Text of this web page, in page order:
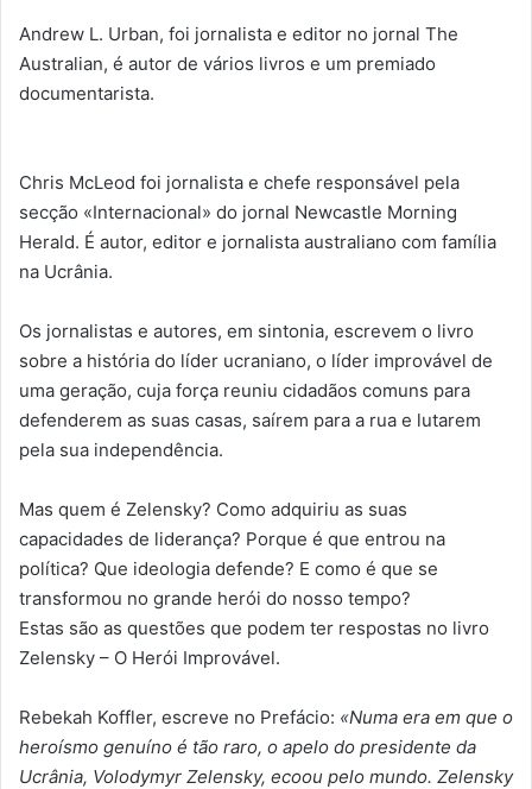
Andrew L. Urban, foi jornalista e editor no jornal The
Australian, é autor de vários livros e um premiado
documentarista.
Chris McLeod foi jornalista e chefe responsável pela
secção «Internacional» do jornal Newcastle Morning
Herald. É autor, editor e jornalista australiano com família
na Ucrânia.
Os jornalistas e autores, em sintonia, escrevem o livro
sobre a história do líder ucraniano, o líder improvável de
uma geração, cuja força reuniu cidadãos comuns para
defenderem as suas casas, saírem para a rua e lutarem
pela sua independência.
Mas quem é Zelensky? Como adquiriu as suas
capacidades de liderança? Porque é que entrou na
política? Que ideologia defende? E como é que se
transformou no grande herói do nosso tempo?
Estas são as questões que podem ter respostas no livro
Zelensky – O Herói Improvável.
Rebekah Koffler, escreve no Prefácio: «Numa era em que o
heroísmo genuíno é tão raro, o apelo do presidente da
Ucrânia, Volodymyr Zelensky, ecoou pelo mundo. Zelensky